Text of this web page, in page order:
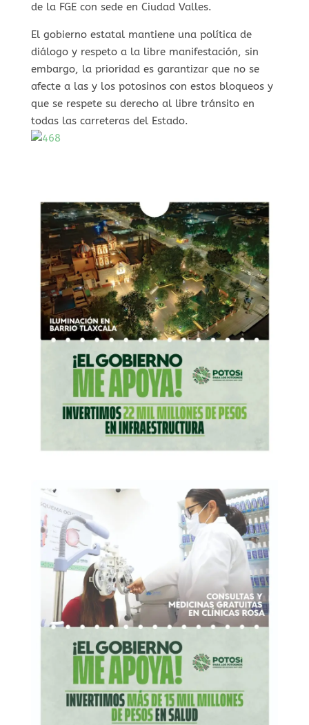
de la FGE con sede en Ciudad Valles.
El gobierno estatal mantiene una política de
diálogo y respeto a la libre manifestación, sin
embargo, la prioridad es garantizar que no se
afecte a las y los potosinos con estos bloqueos y
que se respete su derecho al libre tránsito en
todas las carreteras del Estado.